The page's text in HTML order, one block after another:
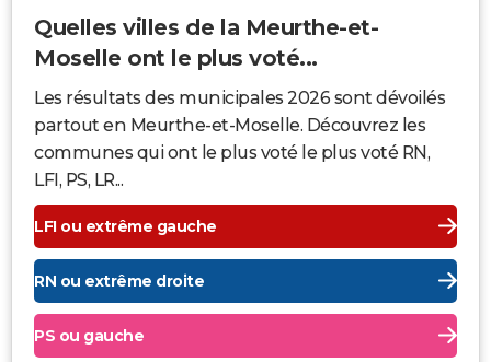
Quelles villes de la Meurthe-et-
Moselle ont le plus voté...
Les résultats des municipales 2026 sont dévoilés
partout en Meurthe-et-Moselle. Découvrez les
communes qui ont le plus voté le plus voté RN,
LFI, PS, LR...
LFI ou extrême gauche
RN ou extrême droite
PS ou gauche